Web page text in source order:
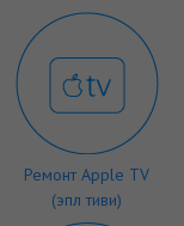
Ремонт Apple TV
(эпл тиви)